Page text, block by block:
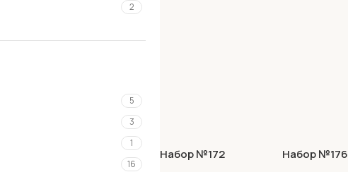
2
5
3
1
16
Набор №172
Набор №176